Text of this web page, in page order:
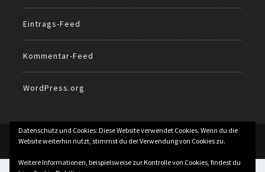
Eintrags-Feed
Kommentar-Feed
WordPress.org
© 2026 All Rights Reserved.
Datenschutz und Cookies: Diese Website verwendet Cookies. Wenn du die
Website weiterhin nutzt, stimmst du der Verwendung von Cookies zu.
Weitere Informationen, beispielsweise zur Kontrolle von Cookies, findest du